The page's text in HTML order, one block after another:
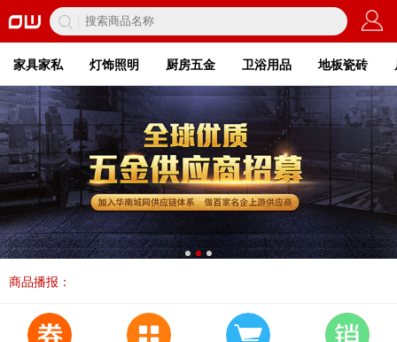
家具家私 灯饰照明 厨房五金 卫浴用品 地板瓷砖
商品播报：